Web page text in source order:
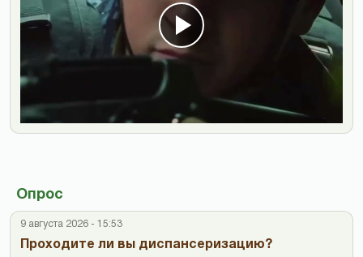
Опрос
9 августа 2026 - 15:53
Проходите ли вы диспансеризацию?